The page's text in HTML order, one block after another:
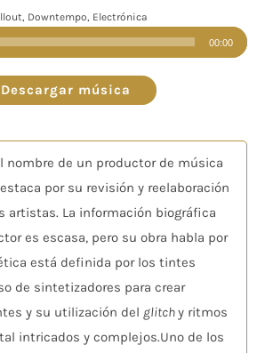
Downtempo, Electrónica
Reproductor
de
audio
00:00
Descargar música
nombre de un productor de música
por su revisión y reelaboración
artistas. La información biográfica
es escasa, pero su obra habla por
está definida por los tintes
de sintetizadores para crear
y su utilización del glitchy ritmos
intricados y complejos.Uno de los